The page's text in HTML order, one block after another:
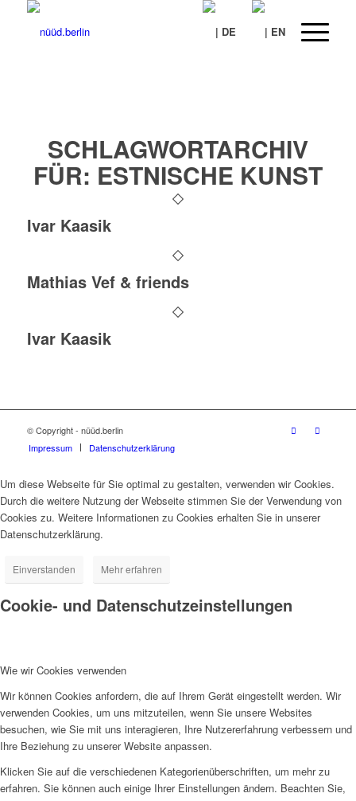
SCHLAGWORTARCHIV
FÜR: ESTNISCHE KUNST
Ivar Kaasik
Mathias Vef & friends
Ivar Kaasik
© Copyright - nüüd.berlin
Impressum
Datenschutzerklärung
Um diese Webseite für Sie optimal zu gestalten, verwenden wir Cookies.
Durch die weitere Nutzung der Webseite stimmen Sie der Verwendung von
Cookies zu. Weitere Informationen zu Cookies erhalten Sie in unserer
Datenschutzerklärung.
Einverstanden Mehr erfahren
Cookie- und Datenschutzeinstellungen
Wie wir Cookies verwenden
Wir können Cookies anfordern, die auf Ihrem Gerät eingestellt werden. Wir
verwenden Cookies, um uns mitzuteilen, wenn Sie unsere Websites
besuchen, wie Sie mit uns interagieren, Ihre Nutzererfahrung verbessern und
Ihre Beziehung zu unserer Website anpassen.
Klicken Sie auf die verschiedenen Kategorienüberschriften, um mehr zu
erfahren. Sie können auch einige Ihrer Einstellungen ändern. Beachten Sie,